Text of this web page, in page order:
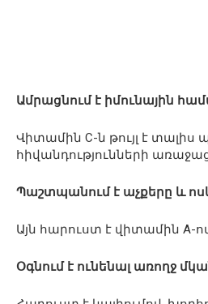
Ամրացնում է իմունային
Վիտամին C-ն թույլ է տալիս
հիվանդությունների
Պաշտպանում է աչքերը և
Այն հարուստ է վիտամին A-
Օգնում է ունենալ առողջ